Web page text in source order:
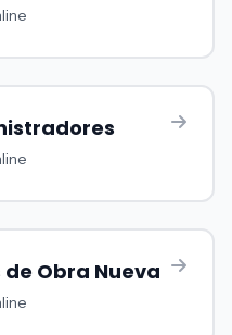
Obra Nueva